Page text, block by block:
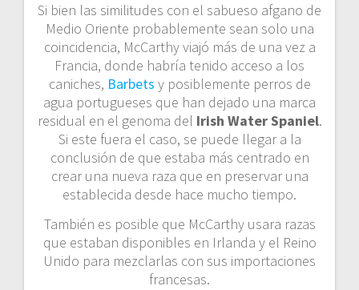
Si bien las similitudes con el sabueso afgano de
Medio Oriente probablemente sean solo una
coincidencia, McCarthy viajó más de una vez a
Francia, donde habría tenido acceso a los
caniches, Barbets y posiblemente perros de
agua portugueses que han dejado una marca
residual en el genoma del Irish Water Spaniel.
Si este fuera el caso, se puede llegar a la
conclusión de que estaba más centrado en
crear una nueva raza que en preservar una
establecida desde hace mucho tiempo.
También es posible que McCarthy usara razas
que estaban disponibles en Irlanda y el Reino
Unido para mezclarlas con sus importaciones
francesas.